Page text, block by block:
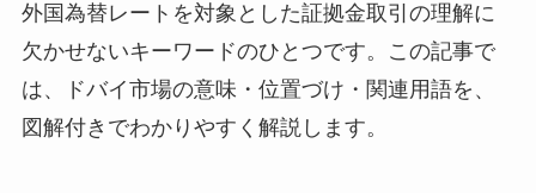
外国為替レートを対象とした証拠金取引の理解に
欠かせないキーワードのひとつです。この記事で
は、ドバイ市場の意味・位置づけ・関連用語を、
図解付きでわかりやすく解説します。